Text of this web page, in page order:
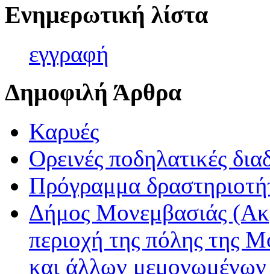
Ενημερωτική λίστα
εγγραφή
Δημοφιλή Άρθρα
Καρυές
Ορεινές ποδηλατικές
Πρόγραμμα
Δήμος Μονεμβασιάς
περιοχή της πόλης της
και άλλων